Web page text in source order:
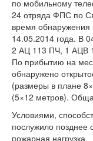
по мобильному
24 отряда ФПС по
время
14.05.2014 года. В
2 АЦ 113 ПЧ, 1 АЦВ
По прибытию на
обнаружено
(размеры в плане
(5×12 метров).
Условиями,
послужило
пожарная нагрузка.